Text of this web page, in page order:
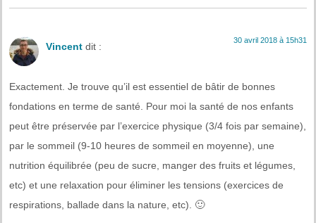
Vincent dit :
30 avril 2018 à 15h31
Exactement. Je trouve qu’il est essentiel de bâtir de bonnes
fondations en terme de santé. Pour moi la santé de nos enfants
peut être préservée par l’exercice physique (3/4 fois par semaine),
par le sommeil (9-10 heures de sommeil en moyenne), une
nutrition équilibrée (peu de sucre, manger des fruits et légumes,
etc) et une relaxation pour éliminer les tensions (exercices de
respirations, ballade dans la nature, etc). 🙂